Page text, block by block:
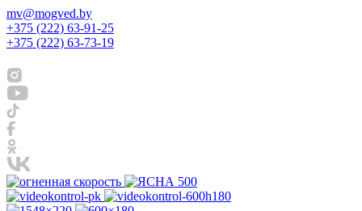
mv@mogved.by
+375 (222) 63-91-25
+375 (222) 63-73-19